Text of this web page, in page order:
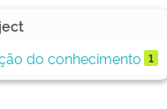
do conhecimento 1